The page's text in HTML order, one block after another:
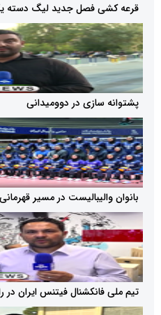
فصل جدید لیگ دسته یک فوتبال
در دوومیدانی
در مسیر قهرمانی آسیا
فیتنس ایران در راه آسیا